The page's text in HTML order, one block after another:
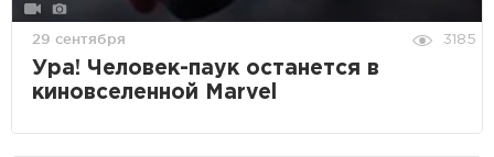
29 сентября 3185
Ура! Человек-паук останется в
киновселенной Marvel